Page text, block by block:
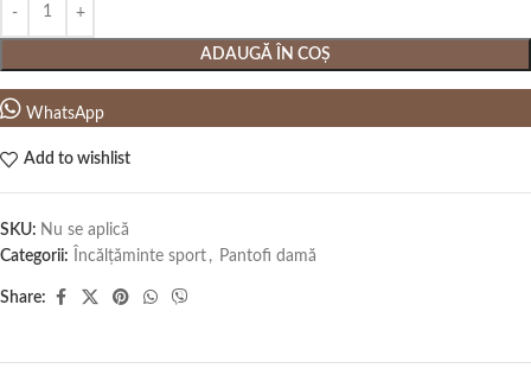
ADAUGĂ ÎN COȘ
WhatsApp
Add to wishlist
SKU: Nu se aplică
Categorii:
Încălțăminte sport , Pantofi damă
Share: